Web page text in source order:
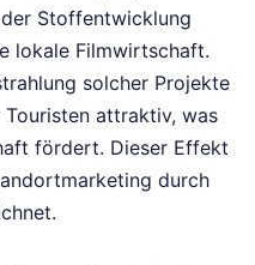
Stoffentwicklung
lokale Filmwirtschaft.
solcher Projekte
attraktiv, was
fördert. Dieser Effekt
durch